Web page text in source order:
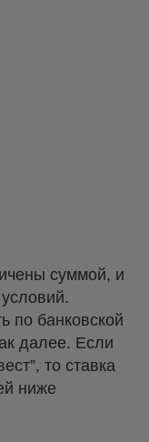
суммой, и
по банковской
далее. Если
то ставка
ниже